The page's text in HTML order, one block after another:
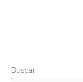
Buscar